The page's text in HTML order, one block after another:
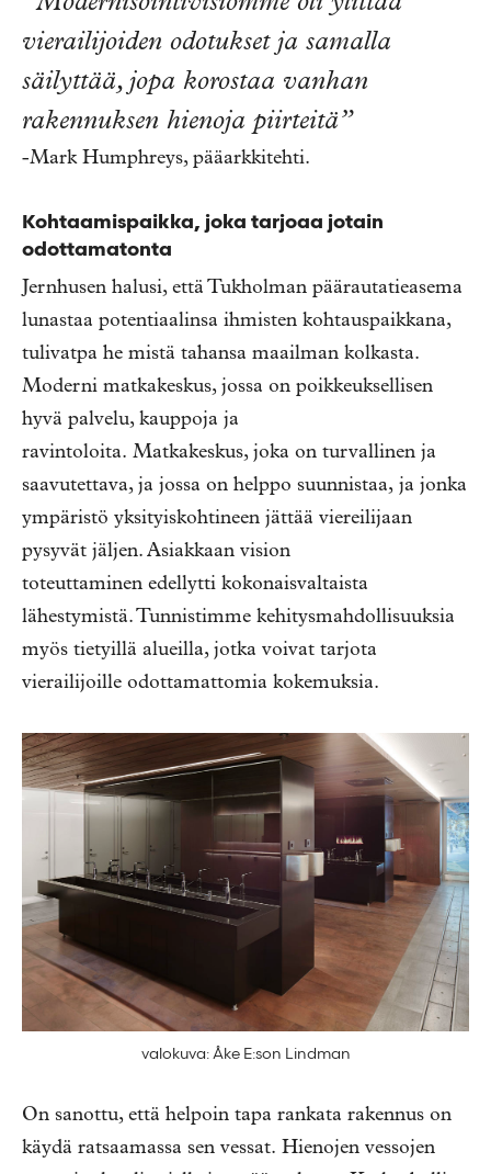
vierailijoiden odotukset ja samalla
säilyttää, jopa korostaa vanhan
rakennuksen hienoja piirteitä”
-Mark Humphreys, pääarkkitehti.
Kohtaamispaikka, joka tarjoaa jotain
odottamatonta
Jernhusen halusi, että Tukholman päärautatieasema
lunastaa potentiaalinsa ihmisten kohtauspaikkana,
tulivatpa he mistä tahansa maailman kolkasta.
Moderni matkakeskus, jossa on poikkeuksellisen
hyvä palvelu, kauppoja ja
ravintoloita. Matkakeskus, joka on turvallinen ja
saavutettava, ja jossa on helppo suunnistaa, ja jonka
ympäristö yksityiskohtineen jättää viereilijaan
pysyvät jäljen. Asiakkaan vision
toteuttaminen edellytti kokonaisvaltaista
lähestymistä. Tunnistimme kehitysmahdollisuuksia
myös tietyillä alueilla, jotka voivat tarjota
vierailijoille odottamattomia kokemuksia.
valokuva: Åke E:son Lindman
On sanottu, että helpoin tapa rankata rakennus on
käydä ratsaamassa sen vessat. Hienojen vessojen